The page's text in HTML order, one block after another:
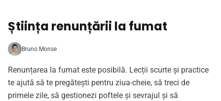
Știința renunțării la fumat
Bruno Monse
Renunțarea la fumat este posibilă. Lecții scurte și practice
te ajută să te pregătești pentru ziua-cheie, să treci de
primele zile, să gestionezi poftele și sevrajul și să